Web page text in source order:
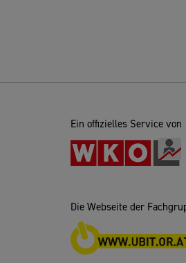
Ein offizielles Service von
Die Webseite der